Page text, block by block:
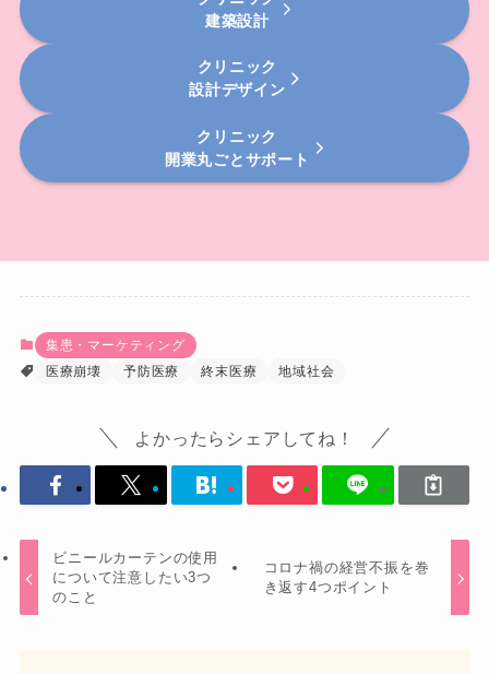
建築設計
クリニック
設計デザイン
クリニック
開業丸ごとサポート
集患・マーケティング
医療崩壊
予防医療 終末医療 地域社会
よかったらシェアしてね！
ビニールカーテンの使用
について注意したい3つ
のこと
コロナ禍の経営不振を巻
き返す4つポイント